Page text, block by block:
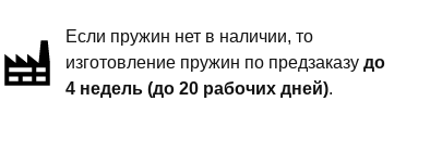
Если пружин нет в наличии, то
изготовление пружин по предзаказудо
4 недель (до 20 рабочих дней).